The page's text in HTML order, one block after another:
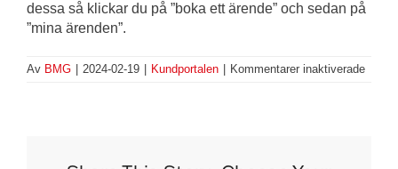
dessa så klickar du på ”boka ett ärende” och sedan på
”mina ärenden”.
Av BMG 2024-02-19 Kundportalen Kommentarer inaktiveradeför